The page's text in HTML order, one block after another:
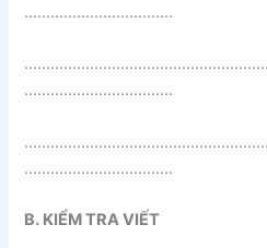
…………………………….
…………………………….
…………………………….
B. KIỂM TRA VIẾT